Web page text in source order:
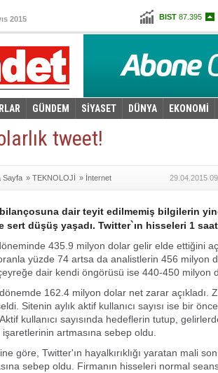
BIST 87.395
Altın102,242
Euro 2,9585
2015
GÜNDEM SİYASET DÜNYA EKONOMİ
tweet!
Sayfa » TEKNOLOJİ » İnternet 29.04.2015
dair teyit edilmemiş bilgilerin
sert düşüş yaşadı. Twitter`ın hisseleri 1
435.9 milyon dolar gelir elde ettiğini
yüzde 74 artsa da analistlerin 456 milyon
dair kendi öngörüsü ise 440-450 milyon
162.4 milyon dolar net zarar açıkladı.
Sitenin aylık aktif kullanıcı sayısı ise bir
kullanıcı sayısında hedeflerin tutup,
artmasına sebep oldu.
göre, Twitter'ın hayalkırıklığı yaratan mali
sebep oldu. Firmanın hisseleri normal